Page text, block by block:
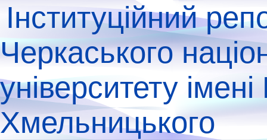
Інституційний
Черкаського
університету
Хмельницького